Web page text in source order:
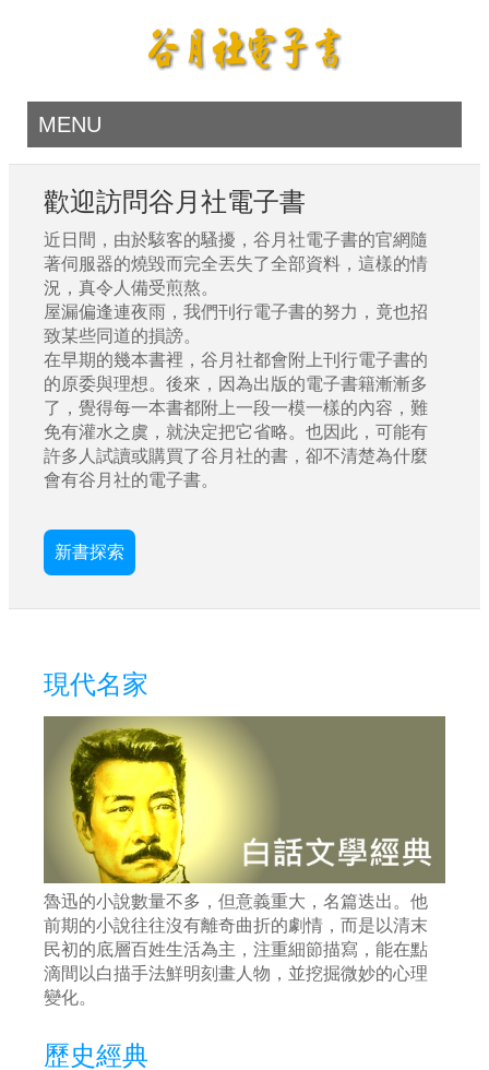
MENU
歡迎訪問谷月社電子書
近日間，由於駭客的騷擾，谷月社電子書的官網隨
著伺服器的燒毀而完全丟失了全部資料，這樣的情
況，真令人備受煎熬。
屋漏偏逢連夜雨，我們刊行電子書的努力，竟也招
致某些同道的損謗。
在早期的幾本書裡，谷月社都會附上刊行電子書的
的原委與理想。後來，因為出版的電子書籍漸漸多
了，覺得每一本書都附上一段一模一樣的內容，難
免有灌水之虞，就決定把它省略。也因此，可能有
許多人試讀或購買了谷月社的書，卻不清楚為什麼
會有谷月社的電子書。
新書探索
現代名家
魯迅的小說數量不多，但意義重大，名篇迭出。他
前期的小說往往沒有離奇曲折的劇情，而是以清末
民初的底層百姓生活為主，注重細節描寫，能在點
滴間以白描手法鮮明刻畫人物，並挖掘微妙的心理
變化。
歷史經典